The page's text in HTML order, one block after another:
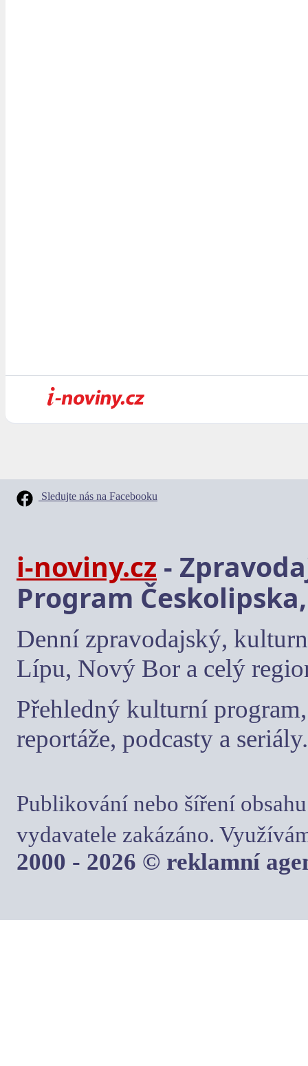
Sledujte nás na Facebooku
i-noviny.cz -
Program
Denní zpravodajský,
Lípu, Nový Bor a celý
Přehledný kulturní
reportáže, podcasty a seriály.
Publikování nebo šíření
vydavatele zakázáno.
2000 - 2026 © reklamní